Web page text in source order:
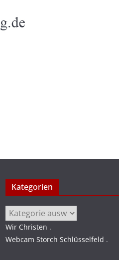
Kategorien
Kategorien
Wir Christen .
Webcam Storch Schlüsselfeld .